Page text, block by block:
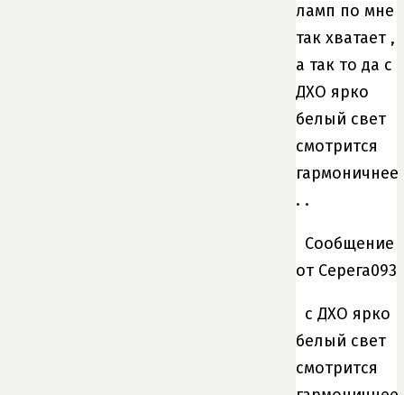
ламп по мне
так хватает ,
а так то да с
ДХО ярко
белый свет
смотрится
гармоничнее
. .
Сообщение
от Серега093
с ДХО ярко
белый свет
смотрится